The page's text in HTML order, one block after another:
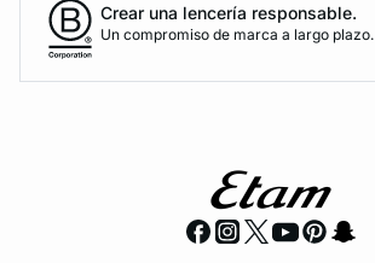
Crear una lencería responsable.
Un compromiso de marca a largo plazo.